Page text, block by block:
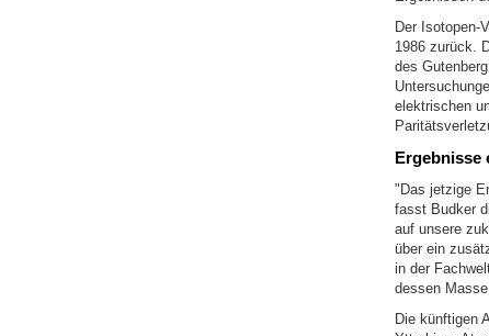
Der Isotopen-
1986 zurück.
des
elektrischen
Ergebnisse
"Das jetzige
fasst Budker
auf unsere
über ein
in der
dessen
Die künftigen